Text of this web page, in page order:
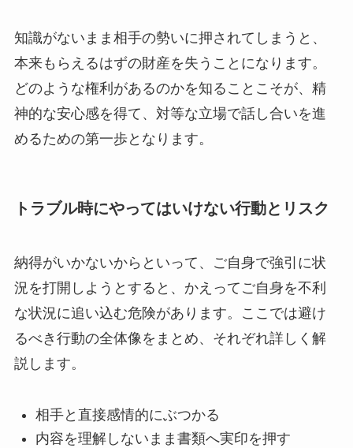
知識がないまま相手の勢いに押されてしまうと、
本来もらえるはずの財産を失うことになります。
どのような権利があるのかを知ることこそが、精
神的な安心感を得て、対等な立場で話し合いを進
めるための第一歩となります。
トラブル時にやってはいけない行動とリスク
納得がいかないからといって、ご自身で強引に状
況を打開しようとすると、かえってご自身を不利
な状況に追い込む危険があります。ここでは避け
るべき行動の全体像をまとめ、それぞれ詳しく解
説します。
相手と直接感情的にぶつかる
内容を理解しないまま書類へ実印を押す